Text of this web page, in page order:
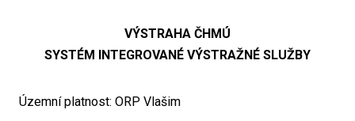
VÝSTRAHA ČHMÚ
SYSTÉM INTEGROVANÉ VÝSTRAŽNÉ SLUŽBY
Územní platnost: ORP Vlašim